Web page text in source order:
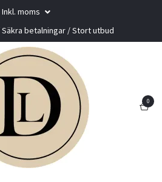
Inkl. moms
betalningar / Stort utbud
0